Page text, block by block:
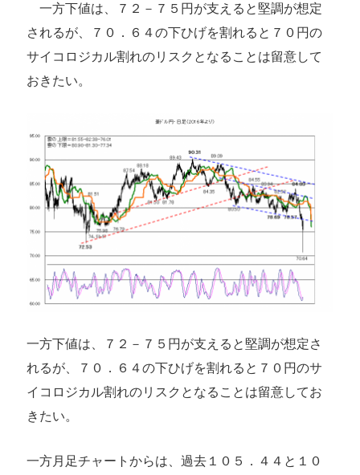
一方下値は、７２－７５円が支えると堅調が想定
されるが、７０．６４の下ひげを割れると７０円の
サイコロジカル割れのリスクとなることは留意して
おきたい。
一方下値は、７２－７５円が支えると堅調が想定さ
れるが、７０．６４の下ひげを割れると７０円のサ
イコロジカル割れのリスクとなることは留意してお
きたい。
一方月足チャートからは、過去１０５．４４と１０